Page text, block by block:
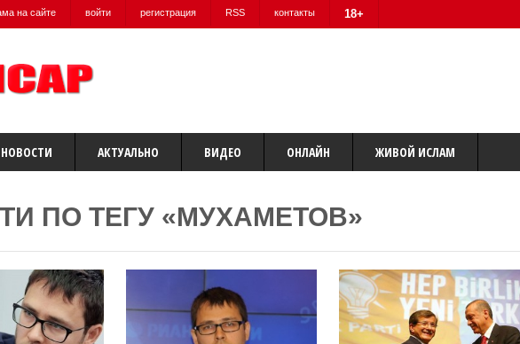
на сайте войти регистрация RSS контакты 18+
НОВОСТИ АКТУАЛЬНО ВИДЕО ОНЛАЙН ЖИВОЙ ИСЛАМ
ПО ТЕГУ «МУХАМЕТОВ»